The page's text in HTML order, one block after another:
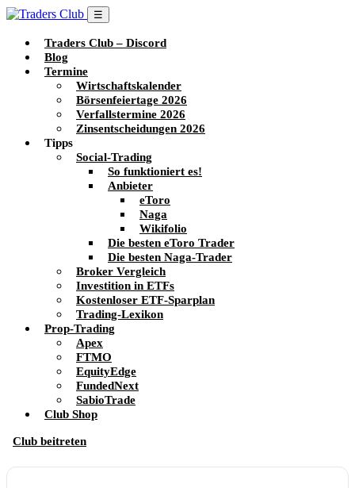
☰
Traders Club – Discord
Blog
Termine
Wirtschaftskalender
Börsenfeiertage 2026
Verfallstermine 2026
Zinsentscheidungen 2026
Tipps
Social-Trading
So funktioniert es!
Anbieter
eToro
Naga
Wikifolio
Die besten eToro Trader
Die besten Naga-Trader
Broker Vergleich
Investition in ETFs
Kostenloser ETF-Sparplan
Trading-Lexikon
Prop-Trading
Apex
FTMO
EquityEdge
FundedNext
SabioTrade
Club Shop
Club beitreten